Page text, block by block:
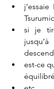
si je
est-ce